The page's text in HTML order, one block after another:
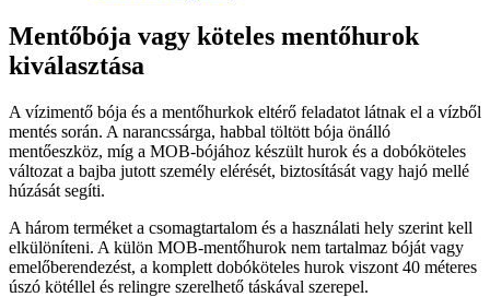
Mentőbója vagy köteles mentőhurok
kiválasztása
A vízimentő bója és a mentőhurkok eltérő feladatot látnak el a vízből
mentés során. A narancssárga, habbal töltött bója önálló
mentőeszköz, míg a MOB-bójához készült hurok és a dobóköteles
változat a bajba jutott személy elérését, biztosítását vagy hajó mellé
húzását segíti.
A három terméket a csomagtartalom és a használati hely szerint kell
elkülöníteni. A külön MOB-mentőhurok nem tartalmaz bóját vagy
emelőberendezést, a komplett dobóköteles hurok viszont 40 méteres
úszó kötéllel és relingre szerelhető táskával szerepel.